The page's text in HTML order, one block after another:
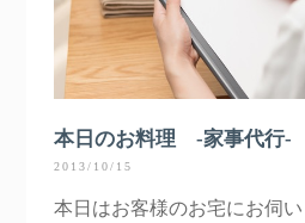
本日のお料理 -家事代行-
2013/10/15
本日はお客様のお宅にお伺